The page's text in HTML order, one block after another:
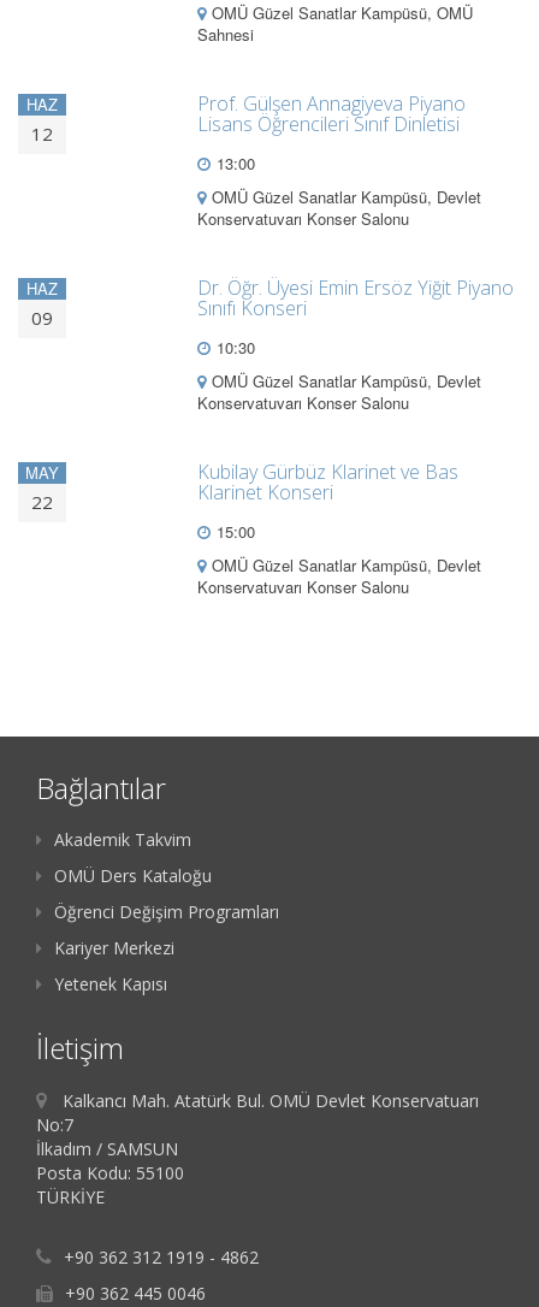
OMÜ Güzel Sanatlar Kampüsü, OMÜ
Sahnesi
HAZ
12
Prof. Gülşen Annagiyeva Piyano
Lisans Öğrencileri Sınıf Dinletisi
13:00
OMÜ Güzel Sanatlar Kampüsü, Devlet
Konservatuvarı Konser Salonu
HAZ
09
Dr. Öğr. Üyesi Emin Ersöz Yiğit Piyano
Sınıfı Konseri
10:30
OMÜ Güzel Sanatlar Kampüsü, Devlet
Konservatuvarı Konser Salonu
MAY
22
Kubilay Gürbüz Klarinet ve Bas
Klarinet Konseri
15:00
OMÜ Güzel Sanatlar Kampüsü, Devlet
Konservatuvarı Konser Salonu
Bağlantılar
Akademik Takvim
OMÜ Ders Kataloğu
Öğrenci Değişim Programları
Kariyer Merkezi
Yetenek Kapısı
İletişim
Kalkancı Mah. Atatürk Bul. OMÜ Devlet Konservatuarı
No:7
İlkadım / SAMSUN
Posta Kodu: 55100
TÜRKİYE
+90 362 312 1919 - 4862
+90 362 445 0046